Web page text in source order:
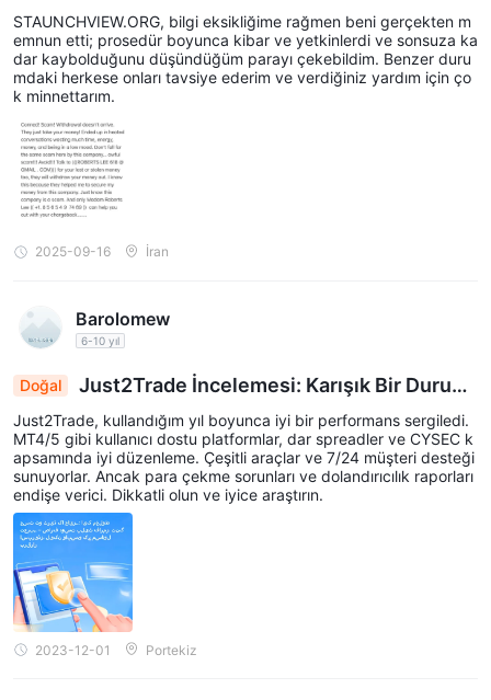
STAUNCHVIEW.ORG, bilgi eksikliğime rağmen beni gerçekten m
emnun etti; prosedür boyunca kibar ve yetkinlerdi ve sonsuza ka
dar kaybolduğunu düşündüğüm parayı çekebildim. Benzer duru
mdaki herkese onları tavsiye ederim ve verdiğiniz yardım için ço
k minnettarım.
2025-09-16 İran
Barolomew
6-10 yıl
Doğal
Just2Trade İncelemesi: Karışık Bir Durum
- Kullanıcı Dostu Platformlar, Sıkı Spreadler, Anca
k Para Çekme Endişeleri Devam Ediyor
Just2Trade, kullandığım yıl boyunca iyi bir performans sergiledi.
MT4/5 gibi kullanıcı dostu platformlar, dar spreadler ve CYSEC k
apsamında iyi düzenleme. Çeşitli araçlar ve 7/24 müşteri desteği
sunuyorlar. Ancak para çekme sorunları ve dolandırıcılık raporları
endişe verici. Dikkatli olun ve iyice araştırın.
2023-12-01 Portekiz